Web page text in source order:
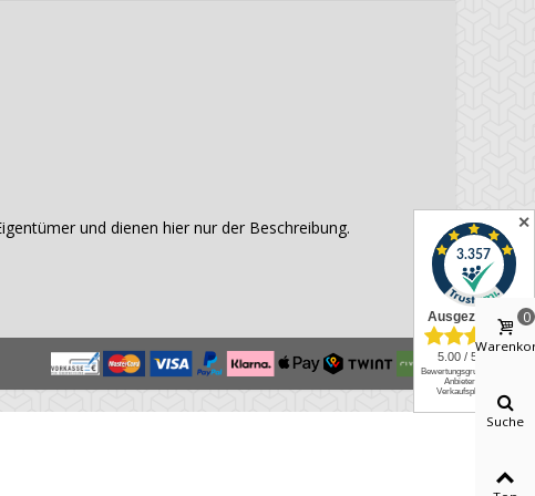
✕
und dienen hier nur der Beschreibung.
0
Suche